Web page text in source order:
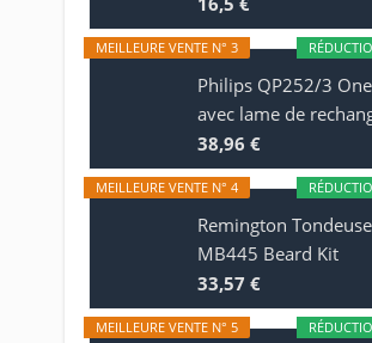
MEILLEURE VENTE N° 3
Philips QP252/3
avec lame de
38,96 €
MEILLEURE VENTE N° 4
Remington
MB445 Beard Kit
33,57 €
MEILLEURE VENTE N° 5